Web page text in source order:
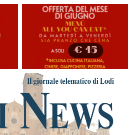
HOME
CRONACA
POLITICA